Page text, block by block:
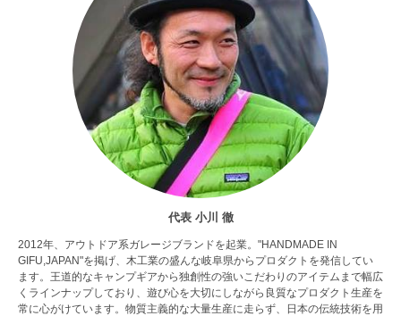
代表 小川 徹
2012年、アウトドア系ガレージブランドを起業。"HANDMADE IN
GIFU,JAPAN"を掲げ、木工業の盛んな岐阜県からプロダクトを発信してい
ます。王道的なキャンプギアから独創性の強いこだわりのアイテムまで幅広
くラインナップしており、遊び心を大切にしながら良質なプロダクト生産を
常に心がけています。物質主義的な大量生産に走らず、日本の伝統技術を用